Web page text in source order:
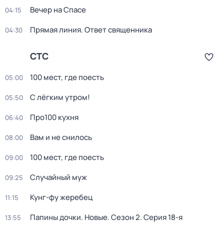
04:15 Вечер на Спасе
04:30 Прямая линия. Ответ священника
СТС
05:00 100 мест, где поесть
05:50 С лёгким утром!
06:40 Про100 кухня
08:00 Вaм и не снилоcь
09:00 100 мест, где поесть
09:25 Случайный муж
11:15 Кунг-фу жеребец
13:55 Папины дочки. Новые. Сезон 2. Серия 18-я